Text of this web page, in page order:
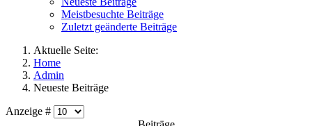
Meistbesuchte Beiträge
Zuletzt geänderte Beiträge
Aktuelle Seite:
Home
Admin
Neueste Beiträge
Anzeige #